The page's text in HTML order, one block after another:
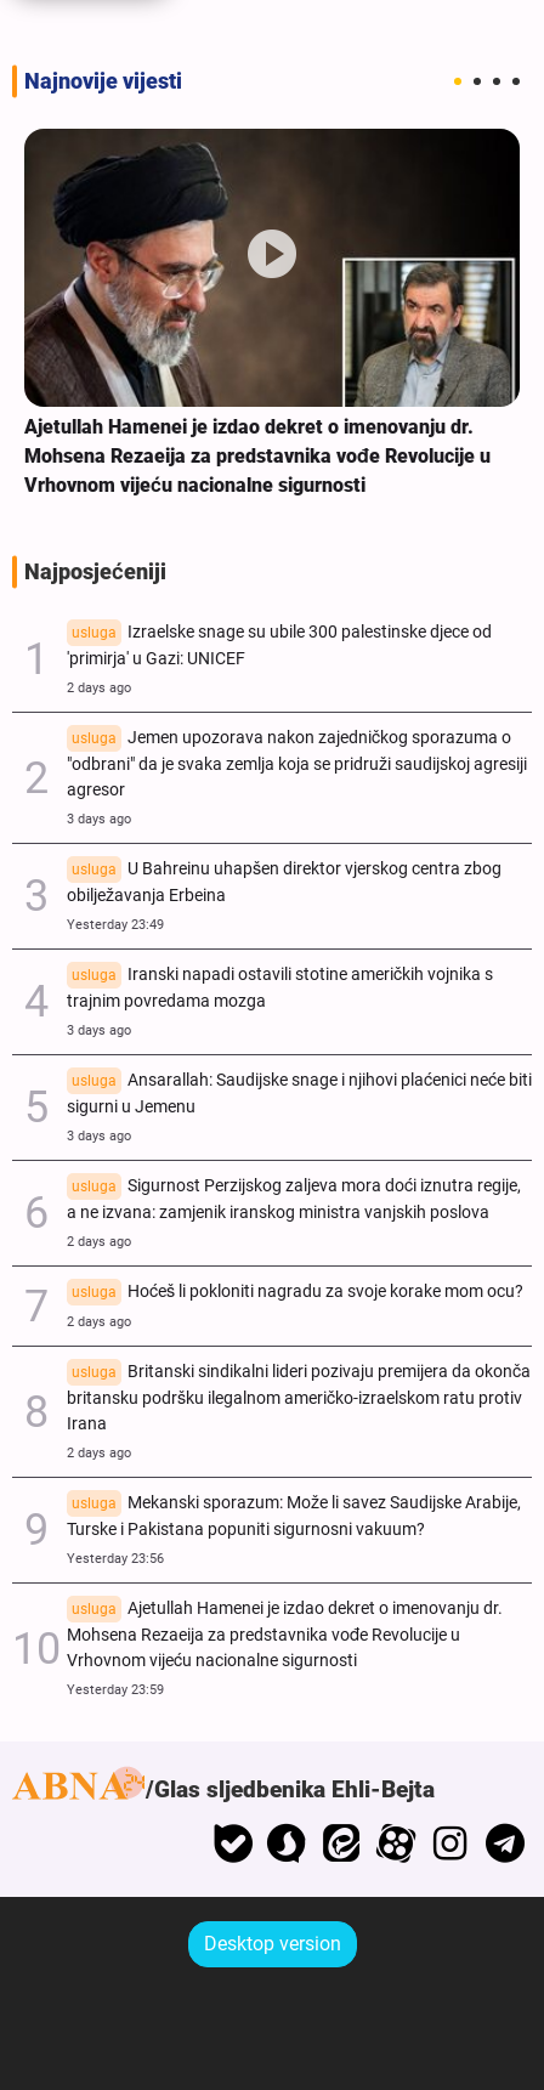
Najnovije vijesti
Ajetullah Hamenei je izdao dekret o imenovanju dr.
Mohsena Rezaeija za predstavnika vođe Revolucije u
Vrhovnom vijeću nacionalne sigurnosti
Najposjećeniji
usluga
Izraelske snage su ubile 300 palestinske djece od
'primirja' u Gazi: UNICEF
2 days ago
usluga
Jemen upozorava nakon zajedničkog sporazuma o
"odbrani" da je svaka zemlja koja se pridruži saudijskoj agresiji
agresor
3 days ago
usluga
U Bahreinu uhapšen direktor vjerskog centra zbog
obilježavanja Erbeina
Yesterday 23:49
usluga
Iranski napadi ostavili stotine američkih vojnika s
trajnim povredama mozga
3 days ago
usluga
Ansarallah: Saudijske snage i njihovi plaćenici neće biti
sigurni u Jemenu
3 days ago
usluga
Sigurnost Perzijskog zaljeva mora doći iznutra regije,
a ne izvana: zamjenik iranskog ministra vanjskih poslova
2 days ago
usluga Hoćeš li pokloniti nagradu za svoje korake mom ocu?
2 days ago
usluga
Britanski sindikalni lideri pozivaju premijera da okonča
britansku podršku ilegalnom američko-izraelskom ratu protiv
Irana
2 days ago
usluga
Mekanski sporazum: Može li savez Saudijske Arabije,
Turske i Pakistana popuniti sigurnosni vakuum?
Yesterday 23:56
usluga
Ajetullah Hamenei je izdao dekret o imenovanju dr.
Mohsena Rezaeija za predstavnika vođe Revolucije u
Vrhovnom vijeću nacionalne sigurnosti
Yesterday 23:59
Glas sljedbenika Ehli-Bejta
Desktop version